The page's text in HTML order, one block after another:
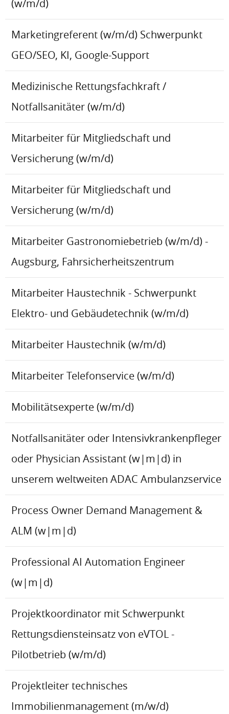
(w/m/d)
Marketingreferent (w/m/d) Schwerpunkt
GEO/SEO, KI, Google-Support
Medizinische Rettungsfachkraft /
Notfallsanitäter (w/m/d)
Mitarbeiter für Mitgliedschaft und
Versicherung (w/m/d)
Mitarbeiter für Mitgliedschaft und
Versicherung (w/m/d)
Mitarbeiter Gastronomiebetrieb (w/m/d) -
Augsburg, Fahrsicherheitszentrum
Mitarbeiter Haustechnik - Schwerpunkt
Elektro- und Gebäudetechnik (w/m/d)
Mitarbeiter Haustechnik (w/m/d)
Mitarbeiter Telefonservice (w/m/d)
Mobilitätsexperte (w/m/d)
Notfallsanitäter oder Intensivkrankenpfleger
oder Physician Assistant (w|m|d) in
unserem weltweiten ADAC Ambulanzservice
Process Owner Demand Management &
ALM (w|m|d)
Professional AI Automation Engineer
(w|m|d)
Projektkoordinator mit Schwerpunkt
Rettungsdiensteinsatz von eVTOL -
Pilotbetrieb (w/m/d)
Projektleiter technisches
Immobilienmanagement (m/w/d)